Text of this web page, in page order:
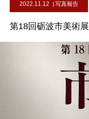
2022.11.12 写真報告
第18回砺波市美術展